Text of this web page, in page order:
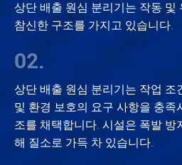
상단 배출 원심 분리기는 작동 및
참신한 구조를 가지고 있습니다.
02.
상단 배출 원심 분리기는 작업 조
및 환경 보호의 요구 사항을 충족
조를 채택합니다. 시설은 폭발 방
해 질소로 가득 차 있습니다.